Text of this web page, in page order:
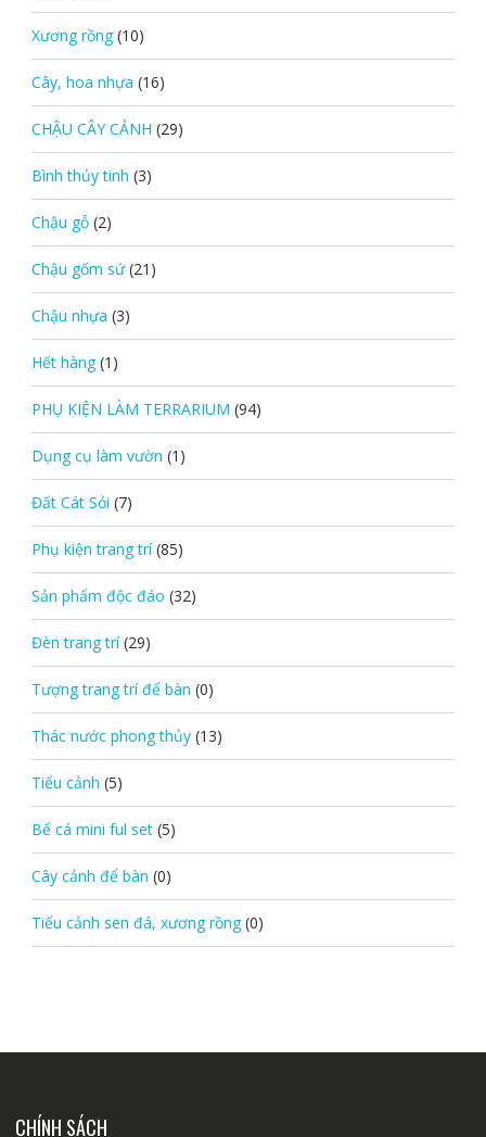
Xương rồng (10)
Cây, hoa nhựa (16)
CHẬU CÂY CẢNH (29)
Bình thủy tinh (3)
Chậu gỗ (2)
Chậu gốm sứ (21)
Chậu nhựa (3)
Hết hàng (1)
PHỤ KIỆN LÀM TERRARIUM (94)
Dụng cụ làm vườn (1)
Đất Cát Sỏi (7)
Phụ kiện trang trí (85)
Sản phẩm độc đáo (32)
Đèn trang trí (29)
Tượng trang trí để bàn (0)
Thác nước phong thủy (13)
Tiểu cảnh (5)
Bể cá mini ful set (5)
Cây cảnh để bàn (0)
Tiểu cảnh sen đá, xương rồng (0)
CHÍNH SÁCH